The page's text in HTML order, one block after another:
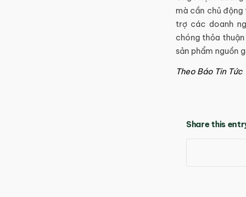
mà cần chủ động
trợ các doanh
chóng thỏa
sản phẩm nguồn
Theo Báo Tin Tức
Share this